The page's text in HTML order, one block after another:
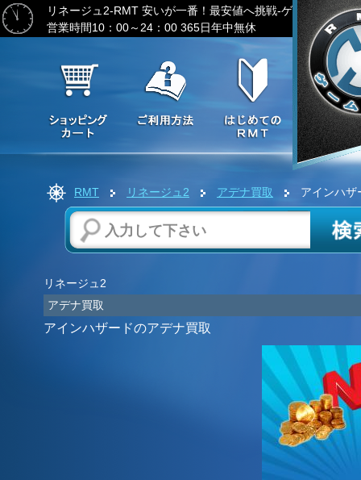
リネージュ2-RMT 安いが一番！最安値へ挑戦-ゲーム通貨の
営業時間10：00～24：00 365日年中無休
RMT リネージュ2 アデナ買取 アインハザ
リネージュ2
アデナ買取
アインハザードのアデナ買取